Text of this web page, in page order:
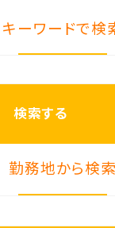
キーワードで検
検索する
勤務地から検索